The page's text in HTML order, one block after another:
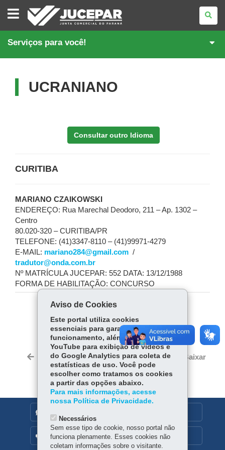
JUNTA
COMERCIAL
DO
PARANÁ
Serviços para você!
UCRANIANO
Consultar outro Idioma
CURITIBA
MARIANO CZAIKOWSKI
ENDEREÇO: Rua Marechal Deodoro, 211 – Ap. 1302 –
Centro
80.020-320 – CURITIBA/PR
TELEFONE: (41)3347-8110 – (41)99971-4279
E-MAIL: mariano284@gmail.com /
tradutor@onda.com.br
Nº MATRÍCULA JUCEPAR: 552 DATA: 13/12/1988
FORMA DE HABILITAÇÃO: CONCURSO
Fa
ce
bo
ok
Tw
itt
er
W
ha
ts
Ap
p
Voltar Início Imprimir Baixar
OUVIDORIA
Aviso de Cookies
Este portal utiliza cookies
essenciais para garantir seu
funcionamento, além de cookies do
YouTube para exibição de vídeos e
do Google Analytics para coleta de
estatísticas de uso. Você pode
escolher como tratamos os cookies
a partir das opções abaixo.
Para mais informações, acesse
nossa Política de Privacidade.
Necessários
Sem esse tipo de cookie, nosso portal não
funciona plenamente. Esses cookies não
coletam informações sobre o visitante.